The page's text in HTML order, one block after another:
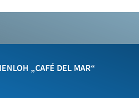
„CAFÉ DEL MAR“